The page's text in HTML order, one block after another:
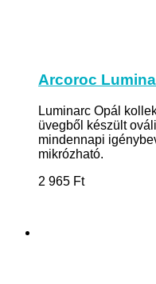
Arcoroc
Luminarc Opál
üvegből készült
mindennapi
mikrózható.
2 965 Ft